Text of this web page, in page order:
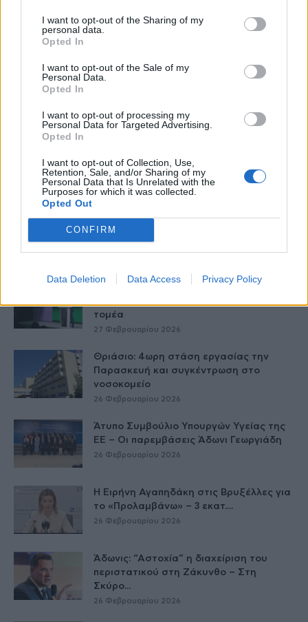
I want to opt-out of the Sharing of my
personal data.
Opted In
I want to opt-out of the Sale of my
Personal Data.
Opted In
I want to opt-out of processing my
Personal Data for Targeted Advertising.
Opted In
I want to opt-out of Collection, Use,
Retention, Sale, and/or Sharing of my
Personal Data that Is Unrelated with the
Purposes for which it was collected.
Opted Out
CONFIRM
Data Deletion Data Access Privacy Policy
Βίκυ Καρατζαφέρη
Δείτε Ακόμη
Γεωργιάδης: Πολλαπλά οφέλη από τη
τομέα
27 Φεβρουαρίου 2026
Θριάσιο: 4ωρη στάση εργασίας την
Παρασκευή και συγκέντρωση στο
νοσοκομείο
26 Φεβρουαρίου 2026
Άτυπο Συμβούλιο Υπουργών Υγείας της
ΕE – Οι παρεμβάσεις Άδωνι Γεωργιάδη
26 Φεβρουαρίου 2026
Η Ειρήνη Αγαπηδάκη στις Βρυξέλλες για
το «Προλαμβάνω» – 3 εκατ....
26 Φεβρουαρίου 2026
Άδωνις: “Αστοχία” η διαχείριση του
περιστατικού στη Ζάκυνθο – Στη
Σκύρο...
26 Φεβρουαρίου 2026